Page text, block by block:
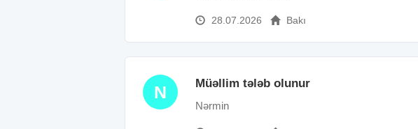
28.07.2026 Bakı
N Müəllim tələb olunur
Nərmin